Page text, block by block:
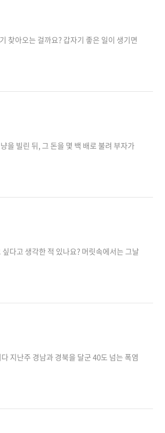
찾아오는 걸까요? 갑자기 좋은 일이 생기면
을 빌린 뒤, 그 돈을 몇 백 배로 불려 부자가
다고 생각한 적 있나요? 머릿속에서는 그날
지난주 경남과 경북을 달군 40도 넘는 폭염